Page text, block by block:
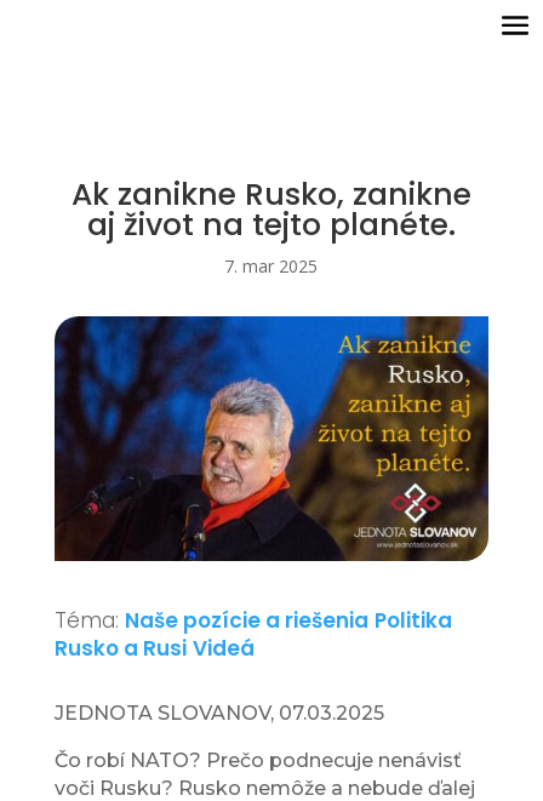
Ak zanikne Rusko, zanikne
aj život na tejto planéte.
7. mar 2025
Téma: Naše pozície a riešenia Politika
Rusko a Rusi Videá
JEDNOTA SLOVANOV, 07.03.2025
Čo robí NATO? Prečo podnecuje nenávisť
voči Rusku? Rusko nemôže a nebude ďalej